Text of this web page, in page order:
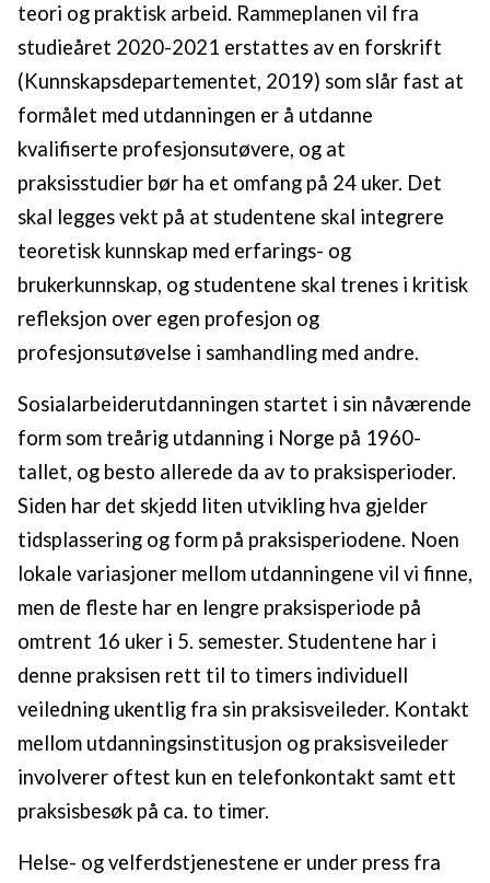
teori og praktisk arbeid. Rammeplanen vil fra
studieåret 2020-2021 erstattes av en forskrift
(Kunnskapsdepartementet, 2019) som slår fast at
formålet med utdanningen er å utdanne
kvalifiserte profesjonsutøvere, og at
praksisstudier bør ha et omfang på 24 uker. Det
skal legges vekt på at studentene skal integrere
teoretisk kunnskap med erfarings- og
brukerkunnskap, og studentene skal trenes i kritisk
refleksjon over egen profesjon og
profesjonsutøvelse i samhandling med andre.
Sosialarbeiderutdanningen startet i sin nåværende
form som treårig utdanning i Norge på 1960-
tallet, og besto allerede da av to praksisperioder.
Siden har det skjedd liten utvikling hva gjelder
tidsplassering og form på praksisperiodene. Noen
lokale variasjoner mellom utdanningene vil vi finne,
men de fleste har en lengre praksisperiode på
omtrent 16 uker i 5. semester. Studentene har i
denne praksisen rett til to timers individuell
veiledning ukentlig fra sin praksisveileder. Kontakt
mellom utdanningsinstitusjon og praksisveileder
involverer oftest kun en telefonkontakt samt ett
praksisbesøk på ca. to timer.
Helse- og velferdstjenestene er under press fra